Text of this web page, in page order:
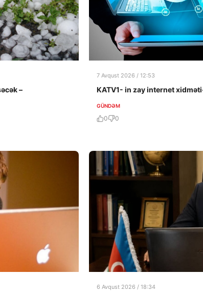
–
7 Avqust 2026 / 12:53
KATV1- in zay internet
GÜNDƏM
0 0
6 Avqust 2026 / 18:34